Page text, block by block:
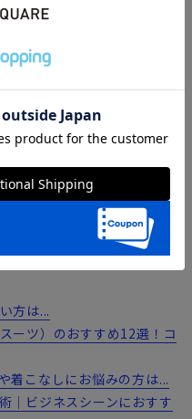
作り上げた生地。高度な技
生地に遜色のない上質な生
"を意味しており、ビジネ
ーンが魅力です。
簡単にお洗濯が可能です。
シワになりにくい形態安
方は...
ーツ）のおすすめ12選！コ
着こなしにお悩みの方は...
｜ビジネスシーンにおすす